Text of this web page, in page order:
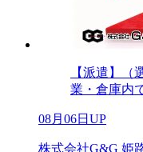
【派遣】（
業・倉庫内
08月06日UP
株式会社G&G 姫